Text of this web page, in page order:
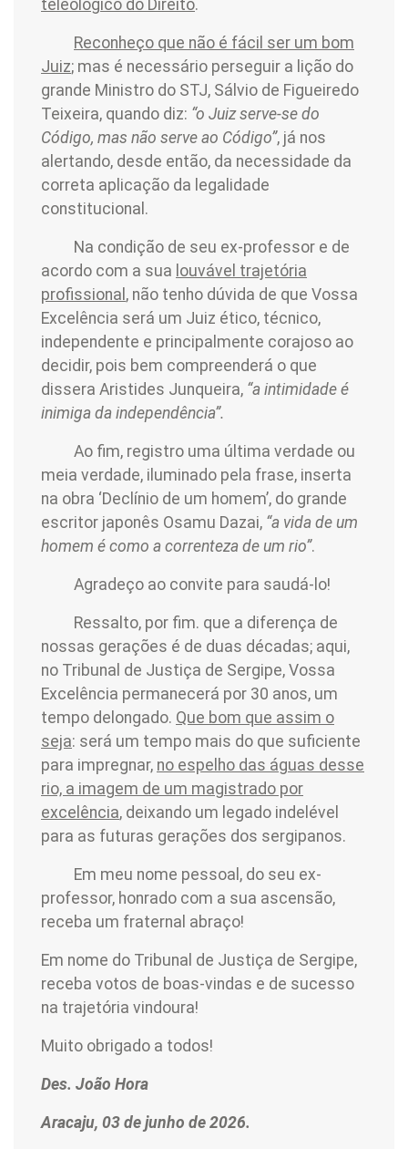
teleológico do Direito.
Reconheço que não é fácil ser um bom
Juiz; mas é necessário perseguir a lição do
grande Ministro do STJ, Sálvio de Figueiredo
Teixeira, quando diz: “o Juiz serve-se do
Código, mas não serve ao Código”, já nos
alertando, desde então, da necessidade da
correta aplicação da legalidade
constitucional.
Na condição de seu ex-professor e de
acordo com a sua louvável trajetória
profissional , não tenho dúvida de que Vossa
Excelência será um Juiz ético, técnico,
independente e principalmente corajoso ao
decidir, pois bem compreenderá o que
dissera Aristides Junqueira, “a intimidade é
inimiga da independência”.
Ao fim, registro uma última verdade ou
meia verdade, iluminado pela frase, inserta
na obra ‘Declínio de um homem’, do grande
escritor japonês Osamu Dazai, “a vida de um
homem é como a correnteza de um rio”.
Agradeço ao convite para saudá-lo!
Ressalto, por fim. que a diferença de
nossas gerações é de duas décadas; aqui,
no Tribunal de Justiça de Sergipe, Vossa
Excelência permanecerá por 30 anos, um
tempo delongado. Que bom que assim o
seja: será um tempo mais do que suficiente
para impregnar, no espelho das águas desse
rio, a imagem de um magistrado por
excelência, deixando um legado indelével
para as futuras gerações dos sergipanos.
Em meu nome pessoal, do seu ex-
professor, honrado com a sua ascensão,
receba um fraternal abraço!
Em nome do Tribunal de Justiça de Sergipe,
receba votos de boas-vindas e de sucesso
na trajetória vindoura!
Muito obrigado a todos!
Des. João Hora
Aracaju, 03 de junho de 2026.